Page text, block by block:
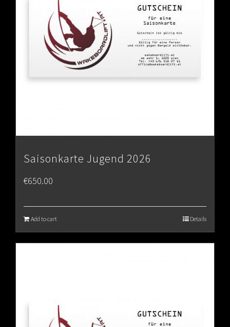
Saisonkarte Jugend 2026
€650.00
Add to cart Details